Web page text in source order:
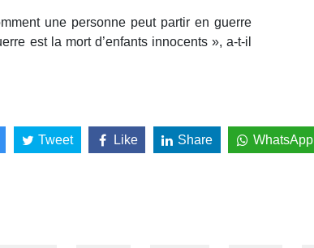
une personne peut partir en guerre
est la mort d’enfants innocents », a-t-il
Tweet Like Share WhatsApp